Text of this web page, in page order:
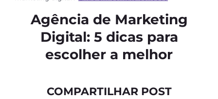
Agência de Marketing
Digital: 5 dicas para
escolher a melhor
COMPARTILHAR POST